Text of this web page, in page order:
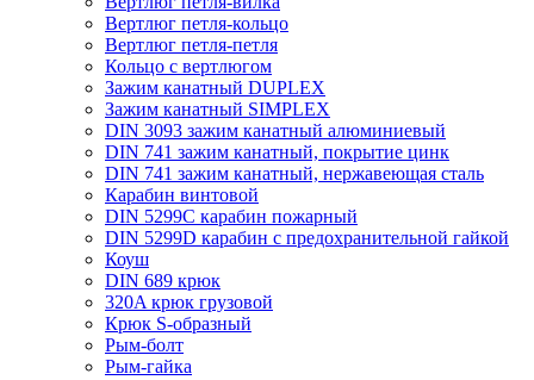
Вертлюг петля-кольцо
Вертлюг петля-петля
Кольцо с вертлюгом
Зажим канатный DUPLEX
Зажим канатный SIMPLEX
DIN 3093 зажим канатный алюминиевый
DIN 741 зажим канатный, покрытие цинк
DIN 741 зажим канатный, нержавеющая сталь
Карабин винтовой
DIN 5299C карабин пожарный
DIN 5299D карабин с предохранительной гайкой
Коуш
DIN 689 крюк
320A крюк грузовой
Крюк S-образный
Рым-болт
Рым-гайка